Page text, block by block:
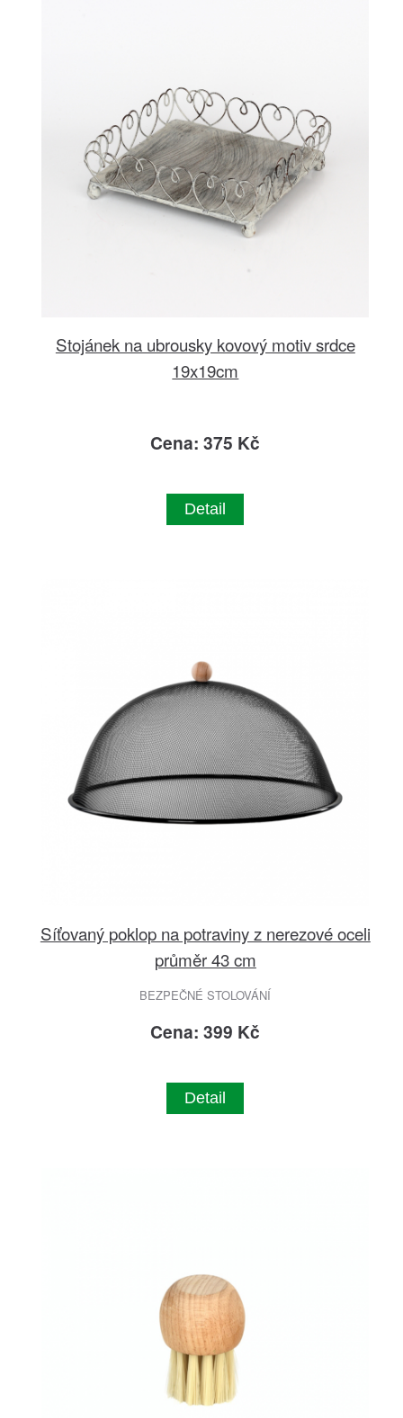
Stojánek na ubrousky kovový motiv srdce
19x19cm
Cena: 375 Kč
Detail
Síťovaný poklop na potraviny z nerezové oceli
průměr 43 cm
BEZPEČNÉ STOLOVÁNÍ
Cena: 399 Kč
Detail